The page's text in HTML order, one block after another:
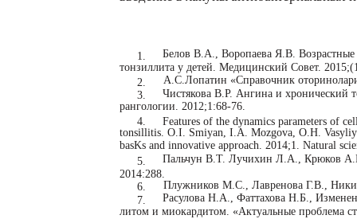
1.
Белов В.А., Воропаева Я.В. Возрастные
тонзиллита у детей. Медицинский Совет.
2.
А.С.Лопатин «Справочник
3.
Чистякова В.Р. Ангина и хронический
рангологии. 2012;1:68-76.
4.
Features of the dynamics parameters of
tonsillitis. O.I. Smiyan, I.A. Mozgova, O.H.
basKs and innovative approach. 2014;1. Natural
5.
Пальчун В.Т. Лучихин Л.А., Крюков
2014:288.
6.
Плужников М.С., Лавренова Г.В.,
7.
Расулова Н.А., Фаттахова Н.Б.,
литом и миокардитом. «Актуальные проблема